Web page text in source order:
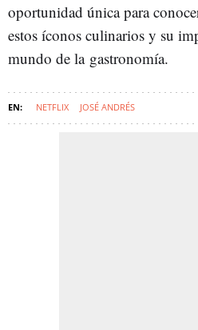
oportunidad única para
estos íconos culinarios y su
mundo de la gastronomía.
NETFLIX JOSÉ ANDRÉS